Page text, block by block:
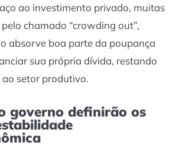
ao investimento privado, muitas
chamado “crowding out”,
absorve boa parte da poupança
sua própria dívida, restando
ao setor produtivo.
governo definirão os